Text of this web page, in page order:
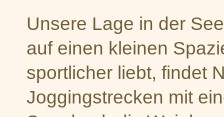
Unsere Lage in der
auf einen kleinen
sportlicher liebt, findet
Joggingstrecken mit